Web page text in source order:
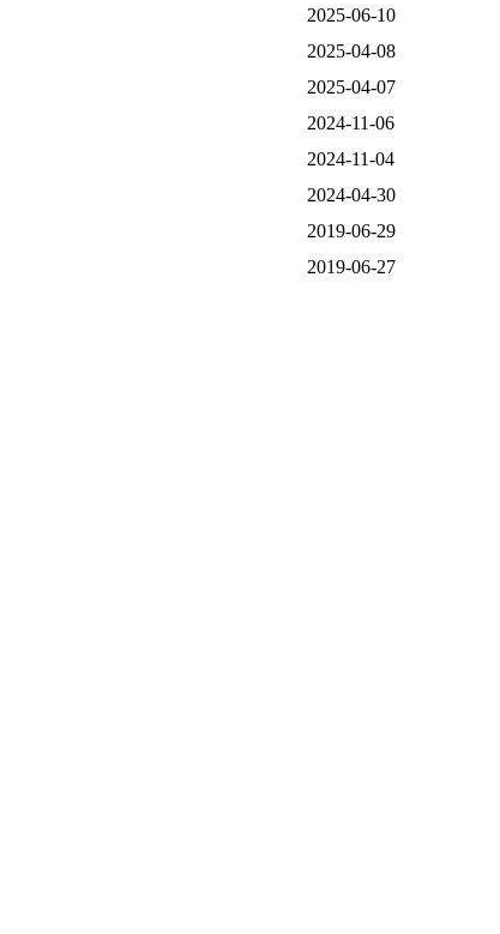
2025-06-10
2025-04-08
2025-04-07
2024-11-06
2024-11-04
2024-04-30
2019-06-29
2019-06-27